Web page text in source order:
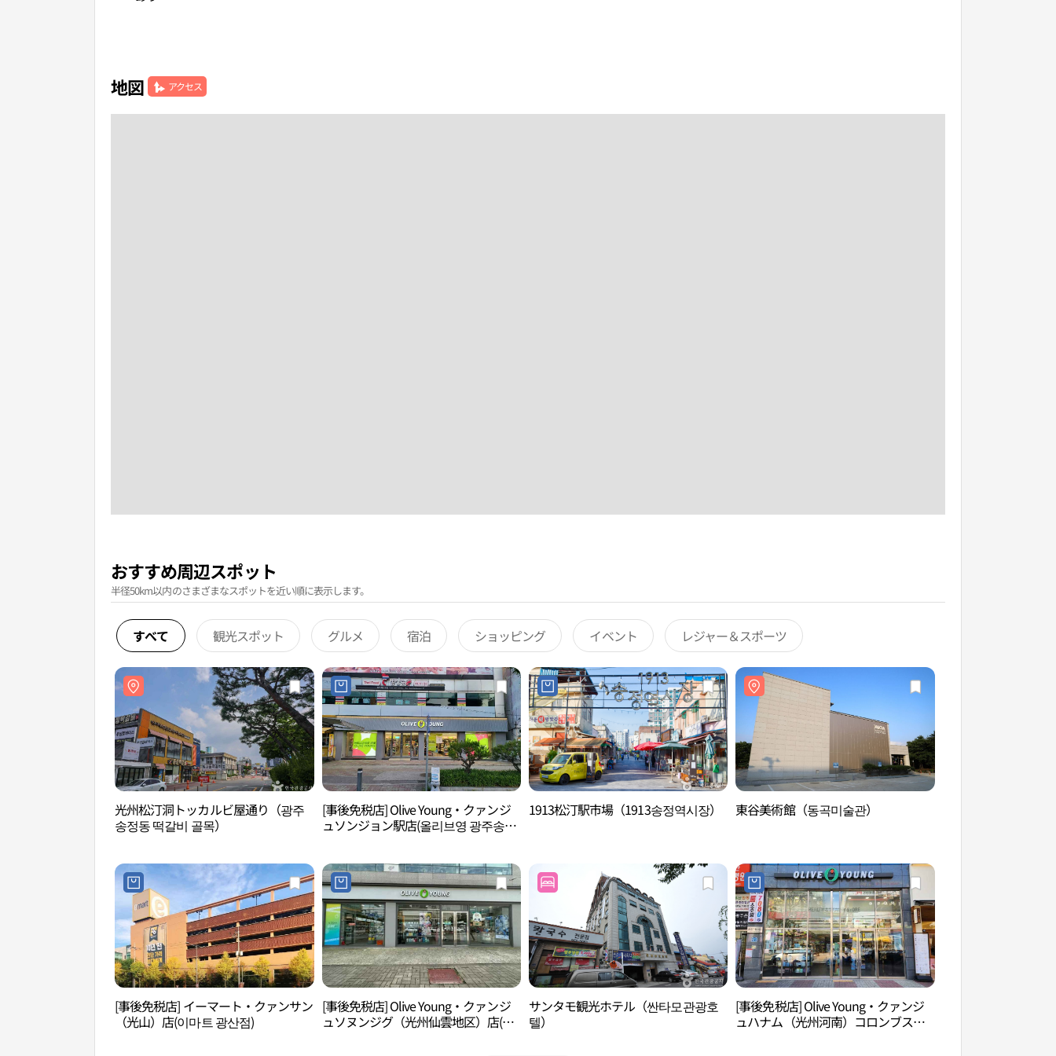
地図 アクセス
おすすめ周辺スポット
半径50km以内のさまざまなスポットを近い順に表示します。
すべて 観光スポット グルメ 宿泊 ショッピング イベント レジャー＆スポーツ
光州松汀洞トッカルビ屋通り（광주
송정동 떡갈비 골목）
[事後免税店] Olive Young・クァンジ
ュソンジョン駅店(올리브영 광주송정
1913松汀駅市場（1913송정역시장） 東谷美術館（동곡미술관）
[事後免税店] イーマート・クァンサン
（光山）店(이마트 광산점)
[事後免税店] Olive Young・クァンジ
ュソヌンジグ（光州仙雲地区）店(올
サンタモ観光ホテル（싼타모관광호
텔）
[事後免税店] Olive Young・クァンジ
ュハナム（光州河南）コロンブス店